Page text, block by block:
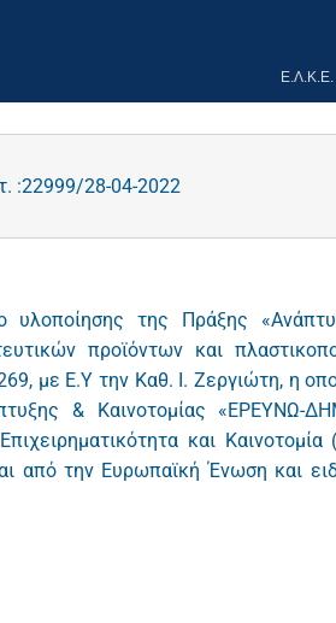
Ε.Λ.Κ.Ε.
:22999/28-04-2022
υλοποίησης της Πράξης
προϊόντων και
με Ε.Υ την Καθ. Ι. Ζεργιώτη, η
& Καινοτομίας «ΕΡΕΥΝΩ-
και
από την Ευρωπαϊκή Ένωση και